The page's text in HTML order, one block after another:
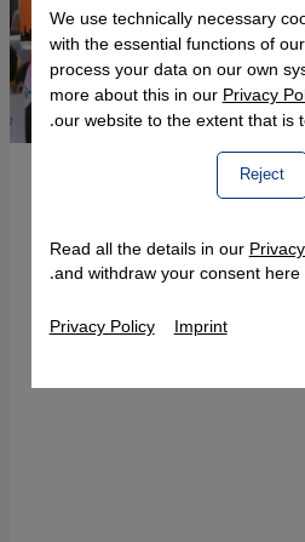
بـ"الانتصار على
أن النصر الحقيقي
بل بخلق حياة
لمن عانوا من التمييز
We use technically necessary
with the essential functions of
process your data on our own
more about this in ourPrivacy
our website to the extent that is
Reject
Read all the details in our
and withdraw your consent here
Privacy Policy Imprint